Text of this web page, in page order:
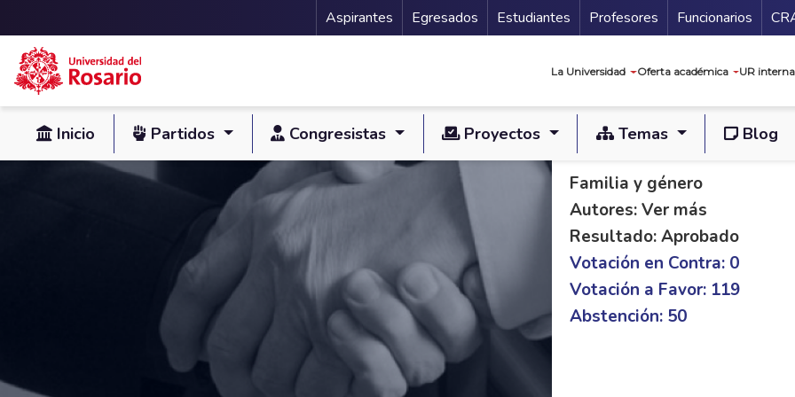
Pasar al contenido principal
Menu Secundario
Aspirantes Egresados Estudiantes Profesores Funcionarios
La Universidad Oferta académica UR
Inicio Partidos Congresistas Proyectos Temas Blog
PL C 618/21 S 173/
Familia y género
Autores: Ver más
Resultado: Aprobado
Votación en Contra: 0
Votación a Favor: 119
Abstención: 50